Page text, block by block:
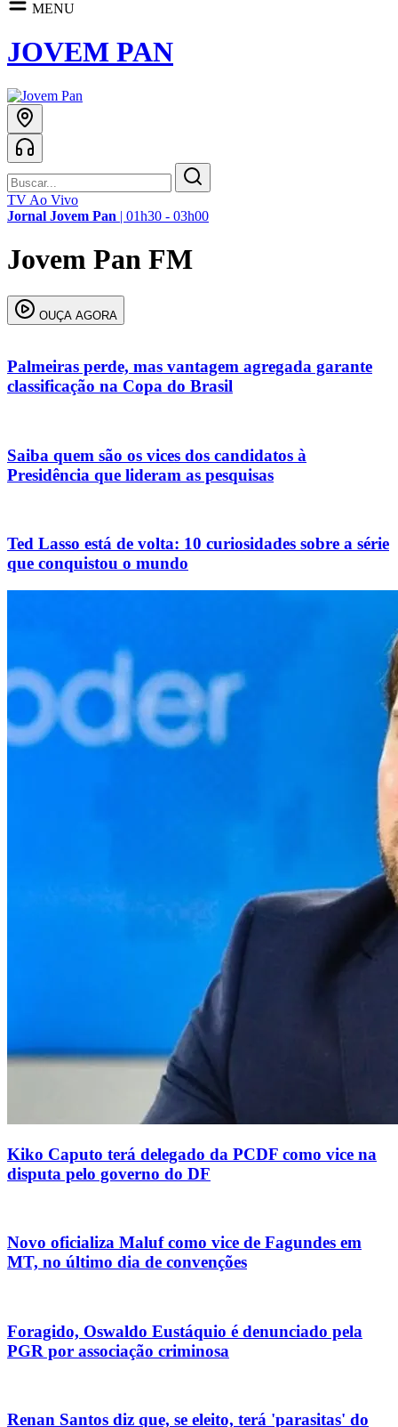
MENU
JOVEM PAN
TV Ao Vivo
Jornal Jovem Pan | 01h30 - 03h00
Jovem Pan FM
OUÇA AGORA
Palmeiras perde, mas vantagem agregada garante
classificação na Copa do Brasil
Saiba quem são os vices dos candidatos à
Presidência que lideram as pesquisas
Ted Lasso está de volta: 10 curiosidades sobre a série
que conquistou o mundo
Kiko Caputo terá delegado da PCDF como vice na
disputa pelo governo do DF
Novo oficializa Maluf como vice de Fagundes em
MT, no último dia de convenções
Foragido, Oswaldo Eustáquio é denunciado pela
PGR por associação criminosa
Renan Santos diz que, se eleito, terá 'parasitas' do